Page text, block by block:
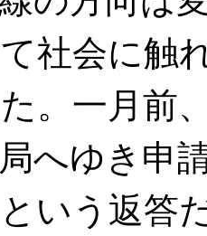
社会に触
。一月前
へゆき申
いう返答